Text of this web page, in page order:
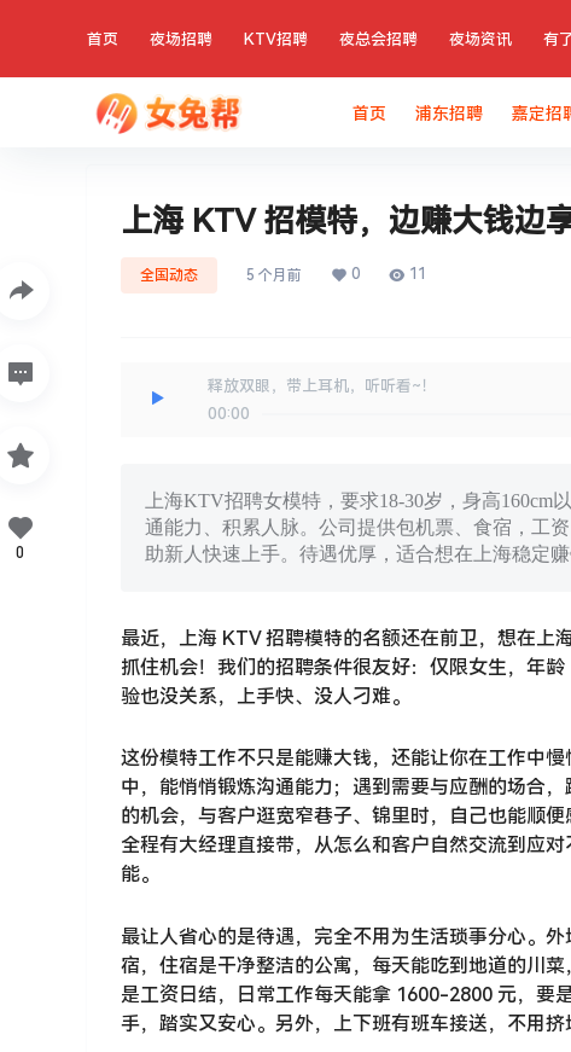
首页 夜场招聘 KTV招聘 夜总会招聘 夜场资讯 有
首页 浦东招聘 嘉定招
上海 KTV 招模特，边赚大钱边
全国动态 5 个月前 0 11
释放双眼，带上耳机，听听看~！
00:00
上海KTV招聘女模特，要求18-30岁，身高
通能力、积累人脉。公司提供包机票、食宿，工
助新人快速上手。待遇优厚，适合想在上海稳定
最近，上海 KTV 招聘模特的名额还在前卫，想在上
抓住机会！我们的招聘条件很友好：仅限女生，年
验也没关系，上手快、没人刁难。
这份模特工作不只是能赚大钱，还能让你在工作中
中，能悄悄锻炼沟通能力；遇到需要与应酬的场合
的机会，与客户逛宽窄巷子、锦里时，自己也能顺
全程有大经理直接带，从怎么和客户自然交流到应
能。
最让人省心的是待遇，完全不用为生活琐事分心。
宿，住宿是干净整洁的公寓，每天能吃到地道的川
是工资日结，日常工作每天能拿 1600-2800 元，要
手，踏实又安心。另外，上下班有班车接送，不用挤
0